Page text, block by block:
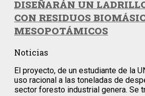
DISEÑARÁN UN
CON RESIDUOS
MESOPOTÁMICOS
Noticias
El proyecto, de un estudiante de la
uso racional a las toneladas de
sector foresto industrial genera. Se